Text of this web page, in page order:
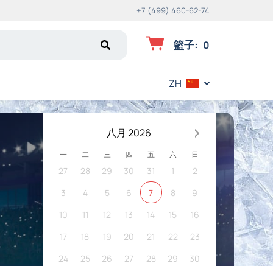
+7 (499) 460-62-74
籃子: 0
ZH
八月 2026
一 二 三 四 五 六 日
27 28 29 30 31 1
2
3
4 5 6 7 8
9
10
11 12 13 14 15
16
17
18 19 20 21 22
23
24
25 26 27 28 29
30